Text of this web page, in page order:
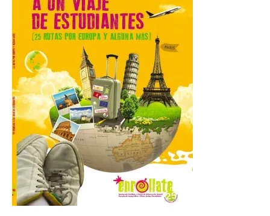
La Comarca de las Cinco
Villas, un lugar ideal para
ver el eclipse solar
9 Ago 2026
El próximo 12 de agosto
se producirá el fenómeno
natural excepcional que
podrá verse en muchos
puntos de la comarca,
pero hay que recordar que la observación
debe hacerse siguiendo las pautas de
seguridad recomendadas. La Comarca de
Cinco Villas […]